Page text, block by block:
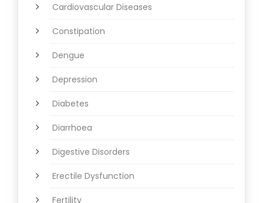
Cardiovascular Diseases
Constipation
Dengue
Depression
Diabetes
Diarrhoea
Digestive Disorders
Erectile Dysfunction
Fertility